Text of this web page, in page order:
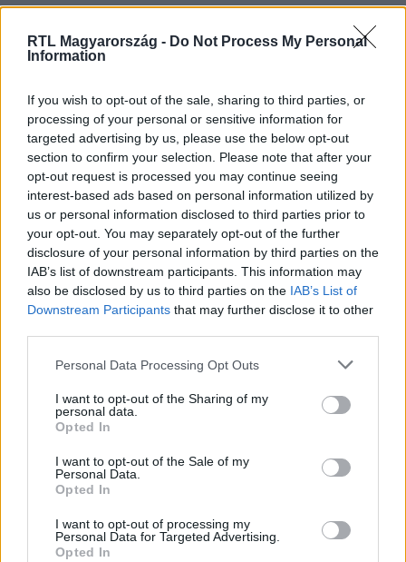
RTL Magyarország - Do Not Process My Personal
Information
If you wish to opt-out of the sale, sharing to third parties, or
processing of your personal or sensitive information for
targeted advertising by us, please use the below opt-out
section to confirm your selection. Please note that after your
opt-out request is processed you may continue seeing
interest-based ads based on personal information utilized by
us or personal information disclosed to third parties prior to
your opt-out. You may separately opt-out of the further
disclosure of your personal information by third parties on the
IAB’s list of downstream participants. This information may
also be disclosed by us to third parties on the IAB’s List of
Downstream Participants that may further disclose it to other
Please note that this website/app uses one or more Google
not limited to your visit or usage behaviour. You may click to
grant or deny consent to Google and its third-party tags to
use your data for below specified purposes in below Google
consent section.
Personal Data Processing Opt Outs
I want to opt-out of the Sharing of my
personal data.
Opted In
I want to opt-out of the Sale of my
Personal Data.
Opted In
I want to opt-out of processing my
Personal Data for Targeted Advertising.
Opted In
Kövess minket, és értesülj a friss hírekről a
Facebookon is!
Követem
NÖVÉNYEK #FAGY
Népszerű